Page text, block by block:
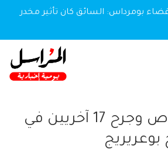
بومرداس: السائق كان تأثير مخدر
وفاة 10 أشخاص وجرح 17 آخريين في
بوعريريج